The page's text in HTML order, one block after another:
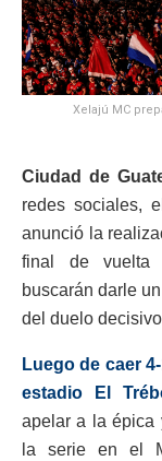
Xelajú MC
Ciudad de
redes sociales,
anunció la
final de vuelta
buscarán darle
del duelo
Luego de caer
estadio El
apelar a la épica
la serie en el